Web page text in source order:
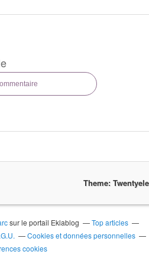
Theme:
sur le portail Eklablog
Top articles
Cookies et données personnelles
cookies